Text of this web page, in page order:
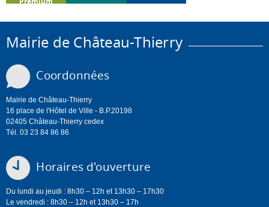
Mairie de Château-Thierry
Coordonnées
Mairie de Château-Thierry
16 place de l'Hôtel de Ville - B.P.20198
02405 Château-Thierry cedex
Tél. 03 23 84 86 86
Horaires d'ouverture
Du lundi au jeudi : 8h30 – 12h et 13h30 – 17h30
Le vendredi : 8h30 – 12h et 13h30 – 17h